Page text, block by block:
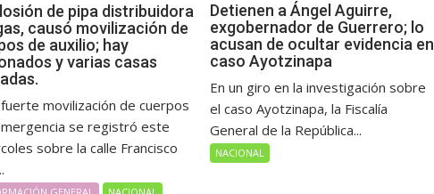
de pipa distribuidora
causó movilización de
de auxilio; hay
y varias casas
movilización de cuerpos
se registró este
sobre la calle Francisco
Detienen a Ángel Aguirre,
exgobernador de Guerrero; lo
acusan de ocultar evidencia en
caso Ayotzinapa
En un giro en la investigación sobre
el caso Ayotzinapa, la Fiscalía
General de la República...
NACIONAL